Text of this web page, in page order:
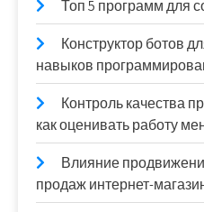
Топ 5 программ для
Конструктор ботов
навыков
Контроль качества
как оценивать работу
Влияние
продаж интернет-